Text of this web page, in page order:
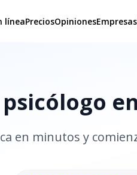
líneaPreciosOpinionesEmpresas
en minutos y